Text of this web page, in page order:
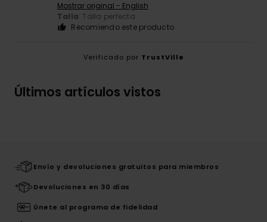
Mostrar original - English
Talla: Talla perfecta
Recomiendo este producto
Verificado por TrustVille
Últimos artículos vistos
Envío y devoluciones gratuitos para miembros
Devoluciones en 30 días
Únete al programa de fidelidad